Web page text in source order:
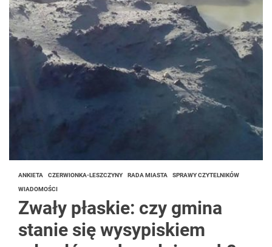
ANKIETA CZERWIONKA-LESZCZYNY RADA MIASTA SPRAWY CZYTELNIKÓW
WIADOMOŚCI
Zwały płaskie: czy gmina
stanie się wysypiskiem